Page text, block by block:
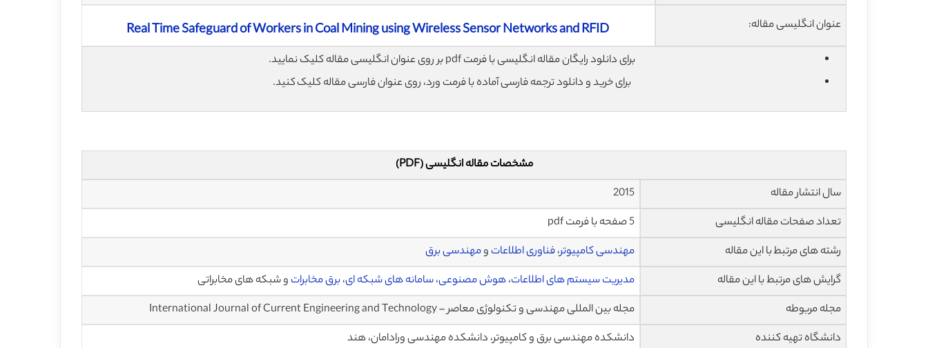
عنوان انگلیسی مقاله: Real Time Safeguard of Workers in Coal Mining using Wireless Sensor Networks and RFID
برای دانلود رایگان مقاله انگلیسی با فرمت pdf بر روی عنوان انگلیسی مقاله کلیک نمایید.
برای خرید و دانلود ترجمه فارسی آماده با فرمت ورد، روی عنوان فارسی مقاله کلیک کنید.
مشخصات مقاله انگلیسی (PDF)
سال انتشار مقاله
2015
تعداد صفحات مقاله انگلیسی
5 صفحه با فرمت pdf
رشته های مرتبط با این مقاله
مهندسی کامپیوتر،فناوری اطلاعات ومهندسی برق
گرایش های مرتبط با این مقاله
مدیریت سیستم های اطلاعات،هوش مصنوعی،سامانه های شبکه ای،برق مخابرات و شبکه های مخابراتی
مجله مربوطه
مجله بین المللی مهندسی و تکنولوژی معاصر – International Journal of Current Engineering and Technology
دانشگاه تهیه کننده
دانشکده مهندسی برق و کامپیوتر، دانشکده مهندسی ورادامان، هند